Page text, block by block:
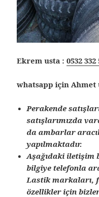
Ekrem usta :0532 332
whatsapp için Ahmet
Perakende
satışlarımızda
da ambarlar
yapılmaktadır.
Aşağıdaki iletişim
bilgiye telefonla
Lastik markaları,
özellikler için